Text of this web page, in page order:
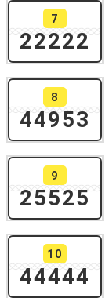
7
22222
8
44953
9
25525
10
44444